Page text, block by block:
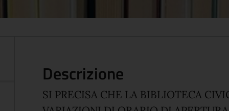
Descrizione
SI PRECISA CHE LA BIBLIOTECA